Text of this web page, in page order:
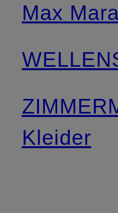
Max
Kleider